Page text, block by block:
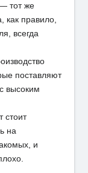
тот же
как правило,
всегда
поставляют
высоким
стоит
на
и